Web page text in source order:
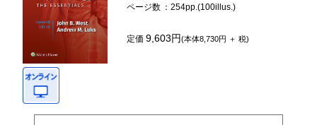
ページ数 ：254pp.(100illus.)
定価9,603円(本体8,730円 ＋ 税)